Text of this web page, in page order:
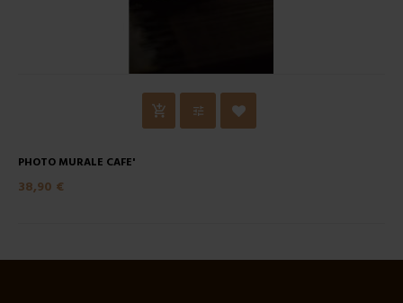
PHOTO MURALE CAFE'
38,90 €